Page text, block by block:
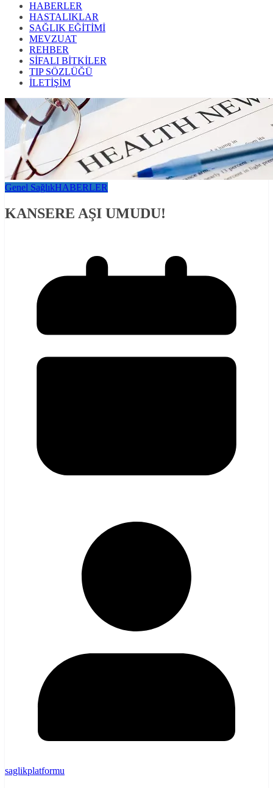
HABERLER
HASTALIKLAR
SAĞLIK EĞİTİMİ
MEVZUAT
REHBER
SİFALI BİTKİLER
TIP SÖZLÜĞÜ
İLETİŞİM
Genel SağlıkHABERLER
KANSERE AŞI UMUDU!
saglikplatformu